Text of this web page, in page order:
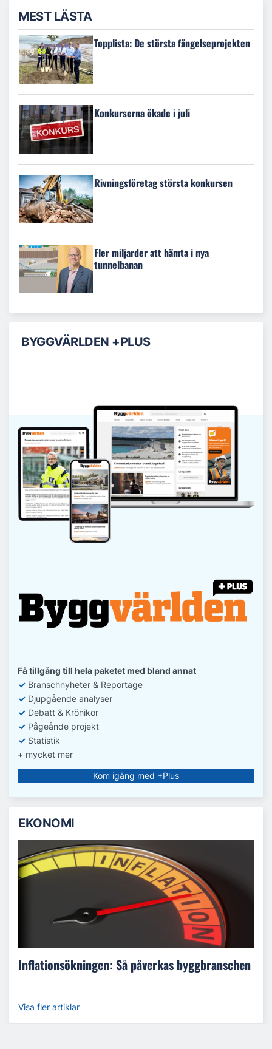
MEST LÄSTA
Topplista: De största fängelseprojekten
Konkurserna ökade i juli
Rivningsföretag största konkursen
Fler miljarder att hämta i nya
tunnelbanan
BYGGVÄRLDEN +PLUS
Få tillgång till hela paketet med bland annat
✓ Branschnyheter & Reportage
✓ Djupgående analyser
✓ Debatt & Krönikor
✓ Pågeånde projekt
✓ Statistik
+ mycket mer
Kom igång med +Plus
EKONOMI
Inflationsökningen: Så påverkas byggbranschen
Visa fler artiklar